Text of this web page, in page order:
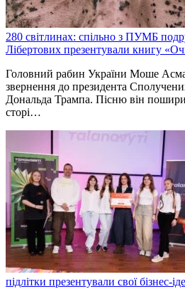
280 світлинах: спільно з ПУМБ
Лібертових презентували книгу
Головний рабин України Моше
звернення до президента
Дональда Трампа. Пісню він
сторі…
підлітки презентували свої бізнес-